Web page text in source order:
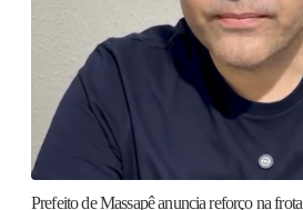
Prefeito de Massapê anuncia reforço na